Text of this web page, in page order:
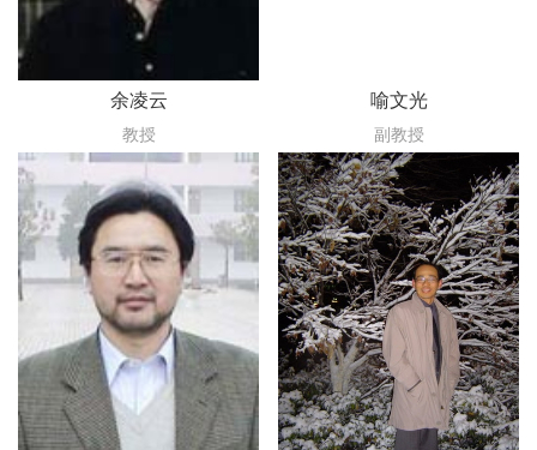
余凌云
教授
喻文光
副教授